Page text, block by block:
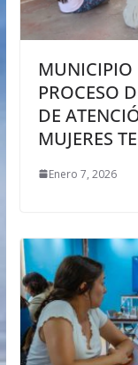
MUNICIPIO
PROCESO
DE
MUJERES
Enero 7, 2026